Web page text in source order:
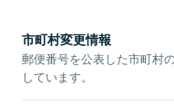
市町村変更情報
郵便番号を公表した市町村
しています。